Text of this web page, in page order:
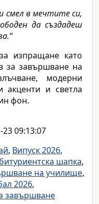
смел в мечтите си,
да създадеш
изпращане като
за завършване на
модерни
акценти и светла
фон.
09:13:07
, Випуск 2026,
шапка,
на училище,
2026,
завършване